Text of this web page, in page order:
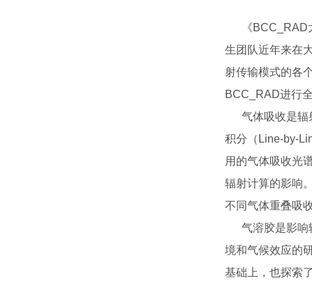
《BCC_RAD大
生团队近年来在
射传输模式的各
BCC_RAD进行
气体吸收是辐
积分（Line-by-
用的气体吸收光
辐射计算的影响
不同气体重叠吸
气溶胶是影响
境和气候效应的
基础上，也探索